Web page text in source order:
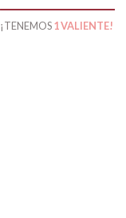
¡TENEMOS1 VALIENTE!